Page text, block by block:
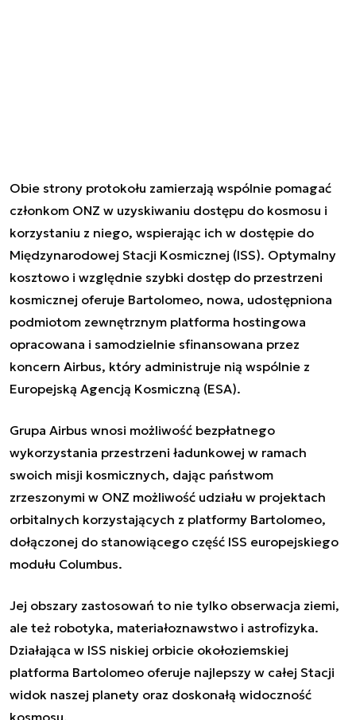
Obie strony protokołu zamierzają wspólnie pomagać
członkom ONZ w uzyskiwaniu dostępu do kosmosu i
korzystaniu z niego, wspierając ich w dostępie do
Międzynarodowej Stacji Kosmicznej (ISS). Optymalny
kosztowo i względnie szybki dostęp do przestrzeni
kosmicznej oferuje Bartolomeo, nowa, udostępniona
podmiotom zewnętrznym platforma hostingowa
opracowana i samodzielnie sfinansowana przez
koncern Airbus, który administruje nią wspólnie z
Europejską Agencją Kosmiczną (ESA).
Grupa Airbus wnosi możliwość bezpłatnego
wykorzystania przestrzeni ładunkowej w ramach
swoich misji kosmicznych, dając państwom
zrzeszonymi w ONZ możliwość udziału w projektach
orbitalnych korzystających z platformy Bartolomeo,
dołączonej do stanowiącego część ISS europejskiego
modułu Columbus.
Jej obszary zastosowań to nie tylko obserwacja ziemi,
ale też robotyka, materiałoznawstwo i astrofizyka.
Działająca w ISS niskiej orbicie okołoziemskiej
platforma Bartolomeo oferuje najlepszy w całej Stacji
widok naszej planety oraz doskonałą widoczność
kosmosu.